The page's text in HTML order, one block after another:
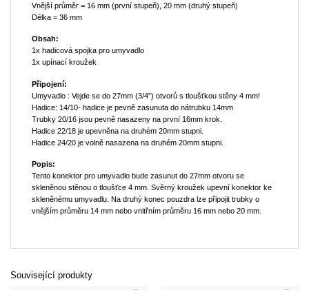
Vnější průměr = 16 mm (první stupeň), 20 mm (druhý stupeň)
Délka = 36 mm
Obsah:
1x hadicová spojka pro umyvadlo
1x upínací kroužek
Připojení:
Umyvadlo : Vejde se do 27mm (3/4″) otvorů s tloušťkou stěny 4 mm!
Hadice: 14/10- hadice je pevně zasunuta do nátrubku 14mm
Trubky 20/16 jsou pevně nasazeny na první 16mm krok.
Hadice 22/18 je upevněna na druhém 20mm stupni.
Hadice 24/20 je volně nasazena na druhém 20mm stupni.
Popis:
Tento konektor pro umyvadlo bude zasunut do 27mm otvoru se
skleněnou stěnou o tloušťce 4 mm. Svěrný kroužek upevní konektor ke
skleněnému umyvadlu. Na druhý konec pouzdra lze připojit trubky o
vnějším průměru 14 mm nebo vnitřním průměru 16 mm nebo 20 mm.
Související produkty